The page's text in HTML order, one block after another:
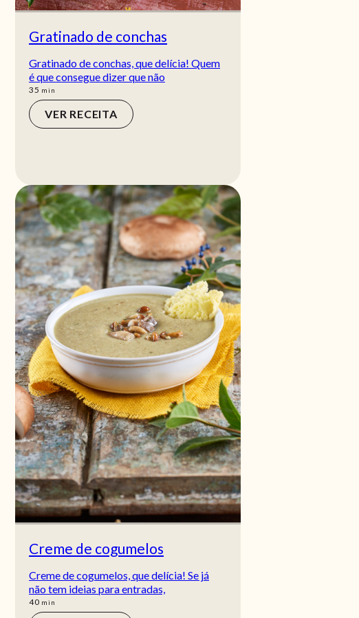
Gratinado de conchas
Gratinado de conchas, que delícia! Quem
é que consegue dizer que não
35 min
min
VER RECEITA
Creme de cogumelos
Creme de cogumelos, que delícia! Se já
não tem ideias para entradas,
40min
min